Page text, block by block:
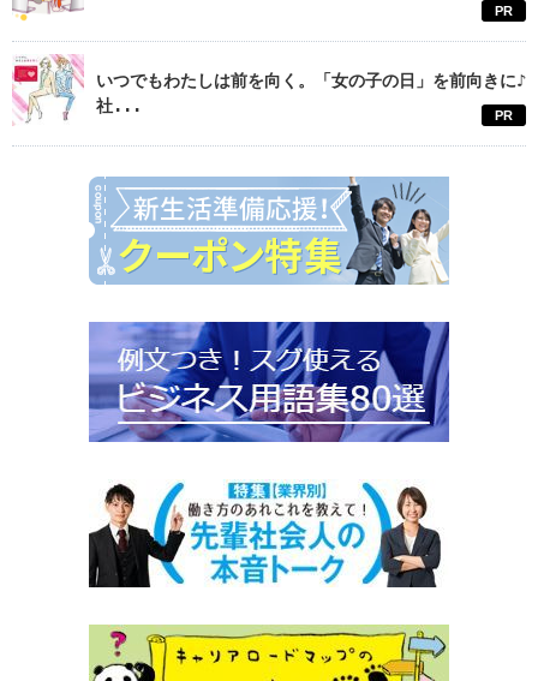
PR
いつでもわたしは前を向く。「女の子の日」を前向きに♪
社...
PR